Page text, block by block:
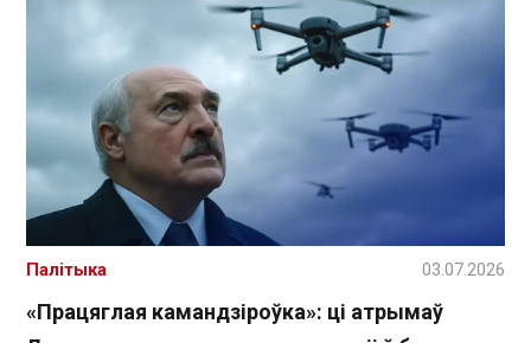
«Працяглая камандзіроўка»: ці атрымаў
Палітыка 03.07.2026